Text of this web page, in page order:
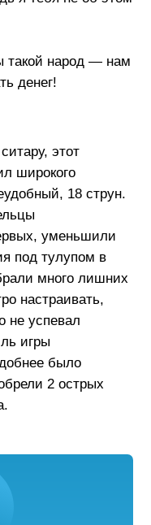
народ — нам
денег!
этот
широкого
18 струн.
уменьшили
под тулупом в
много лишних
настраивать,
не успевал
игры
было
2 острых